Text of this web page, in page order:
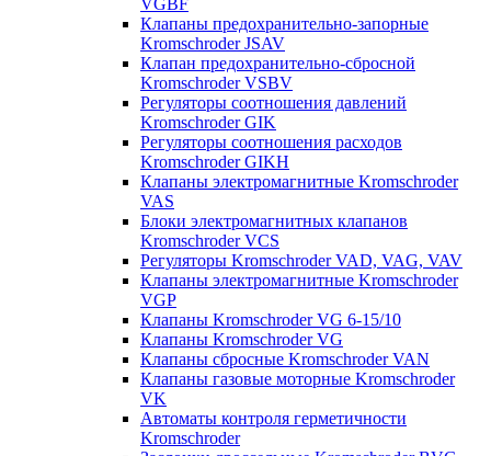
VGBF
Клапаны предохранительно-запорные
Kromschroder JSAV
Клапан предохранительно-сбросной
Kromschroder VSBV
Регуляторы соотношения давлений
Kromschroder GIK
Регуляторы соотношения расходов
Kromschroder GIKH
Клапаны электромагнитные Kromschroder
VAS
Блоки электромагнитных клапанов
Kromschroder VCS
Регуляторы Kromschroder VAD, VAG, VAV
Клапаны электромагнитные Kromschroder
VGP
Клапаны Kromschroder VG 6-15/10
Клапаны Kromschroder VG
Клапаны сбросные Kromschroder VAN
Клапаны газовые моторные Kromschroder
VK
Автоматы контроля герметичности
Kromschroder